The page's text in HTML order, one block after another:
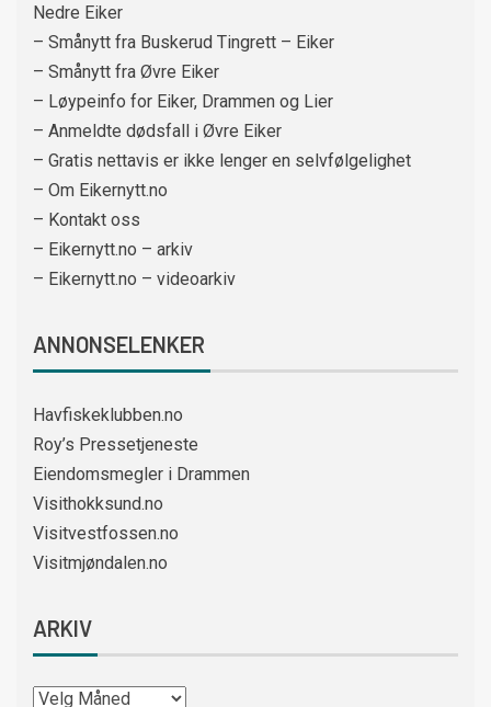
Nedre Eiker
– Smånytt fra Buskerud Tingrett – Eiker
– Smånytt fra Øvre Eiker
– Løypeinfo for Eiker, Drammen og Lier
– Anmeldte dødsfall i Øvre Eiker
– Gratis nettavis er ikke lenger en selvfølgelighet
– Om Eikernytt.no
– Kontakt oss
– Eikernytt.no – arkiv
– Eikernytt.no – videoarkiv
ANNONSELENKER
Havfiskeklubben.no
Roy’s Pressetjeneste
Eiendomsmegler i Drammen
Visithokksund.no
Visitvestfossen.no
Visitmjøndalen.no
ARKIV